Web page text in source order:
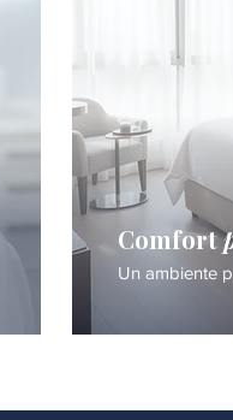
Comfort
Un ambiente